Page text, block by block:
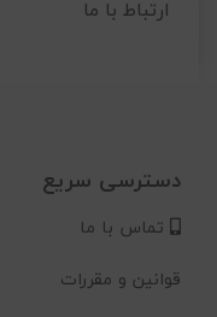
ارتباط با ما
دسترسی سریع
تماس با ما
قوانین و مقررات